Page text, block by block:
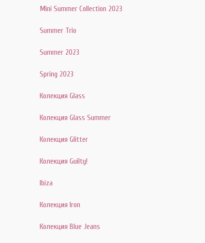
Mini Summer Collection 2023
Summer Trio
Summer 2023
Spring 2023
Колекция Glass
Колекция Glass Summer
Колекция Glitter
Колекция Guilty!
Ibiza
Колекция Iron
Колекция Blue Jeans